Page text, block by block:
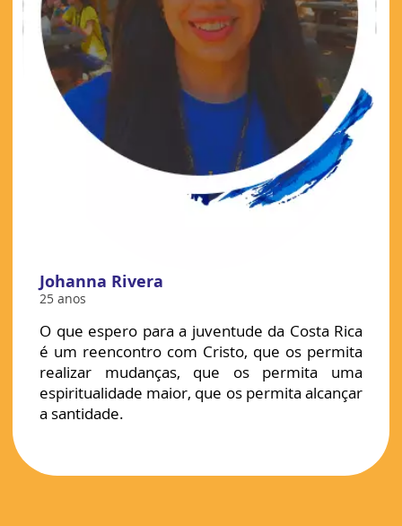
Johanna Rivera
25 anos
O que espero para a juventude da Costa Rica
é um reencontro com Cristo, que os permita
realizar mudanças, que os permita uma
espiritualidade maior, que os permita alcançar
a santidade.